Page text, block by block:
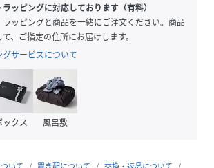
レディース
日本
キップ×ステアエナメル
22.5、23.0、23.5、24.0、24.5
ッピングに対応しております（有料）
ラッピングと商品を一緒にご注文ください。商品
、ご指定の住所にお届けします。
サービスについて
ックス 風呂敷